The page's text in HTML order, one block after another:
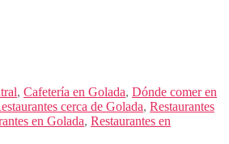
, Cafetería en Golada, Dónde comer en
cerca de Golada, Restaurantes
en Golada, Restaurantes en